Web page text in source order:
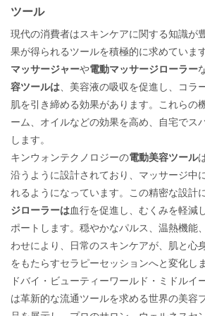
ツール
現代の消費者はスキンケアに関する知識が
果が得られるツールを積極的に求めています
マッサージャーや電動マッサージローラー
容ツールは、美容液の吸収を促進し、コラ
肌を引き締める効果があります。これらの
ーム、オイルなどの効果を高め、自宅でス
します。
キンウォンテクノロジーの電動美容ツール
沿うように設計されており、マッサージ中
れるようになっています。この精密な設計
ジローラーは血行を促進し、むくみを軽減
ポートします。穏やかなパルス、温熱機能
わせにより、日常のスキンケアが、肌と心
をもたらすセラピーセッションへと変化しま
ドバイ・ビューティーワールド・ミドルイ
は革新的な流通ツールを求める世界の美容